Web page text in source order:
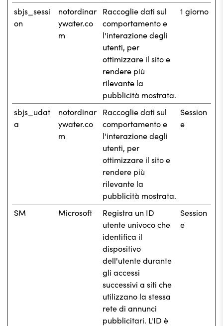
sbjs_sessi
on
notordinar
ywater.co
m
Raccoglie dati sul
comportamento e
l'interazione degli
utenti, per
ottimizzare il sito e
rendere più
rilevante la
pubblicità mostrata.
1 giorno
sbjs_udat
a
notordinar
ywater.co
m
Raccoglie dati sul
comportamento e
l'interazione degli
utenti, per
ottimizzare il sito e
rendere più
rilevante la
pubblicità mostrata.
Session
e
SM Microsoft
Registra un ID
utente univoco che
identifica il
dispositivo
dell'utente durante
gli accessi
successivi a siti che
utilizzano la stessa
rete di annunci
pubblicitari. L'ID è
Session
e